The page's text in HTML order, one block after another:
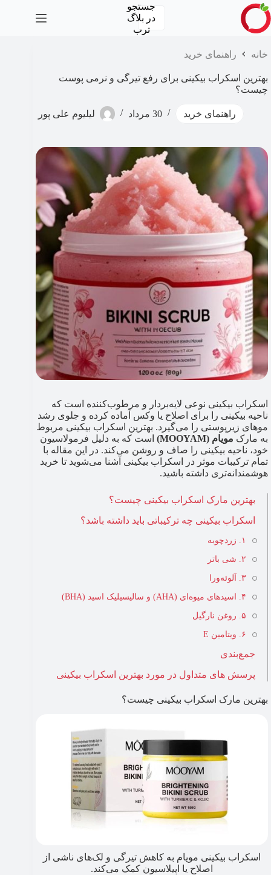
پرش
به
محتوا
جستجو
در بلاگ
ترب
خانه راهنمای خرید
بهترین اسکراب بیکینی برای رفع تیرگی و نرمی پوست
چیست؟
راهنمای خرید 30 مرداد لیلیوم علی پور
اسکراب‌ بیکینی نوعی لایه‌بردار و مرطوب‌کننده است که
ناحیه بیکینی را برای اصلاح یا وکس آماده کرده و جلوی رشد
موهای زیرپوستی را می‌گیرد. بهترین اسکراب بیکینی مربوط
به مارک مویام (MOOYAM)
است که به دلیل فرمولاسیون
خود، ناحیه بیکینی را صاف و روشن می‌کند. در این مقاله با
تمام ترکیبات موثر در اسکراب بیکینی آشنا می‌شوید تا خرید
هوشمندانه‌تری داشته باشید.
بهترین مارک اسکراب بیکینی چیست؟
اسکراب بیکینی چه ترکیباتی باید داشته باشد؟
۱. زردچوبه
۲. شی باتر
۳. آلوئه‌ورا
۴. اسیدهای میوه‌ای (AHA) و سالیسیلیک اسید (BHA)
۵. روغن نارگیل
۶. ویتامین E
جمع‌بندی
پرسش های متداول در مورد بهترین اسکراب بیکینی
بهترین مارک اسکراب بیکینی چیست؟
اسکراب بیکینی مویام به کاهش تیرگی و لک‌های ناشی از
اصلاح یا اپیلاسیون کمک می‌کند.